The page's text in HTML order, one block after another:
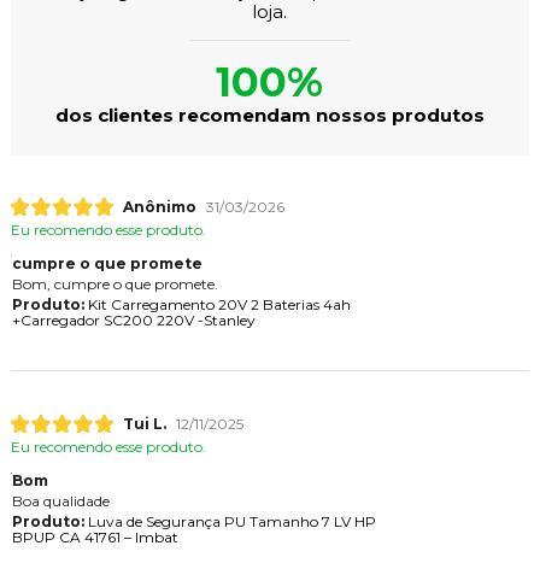
loja.
100%
dos clientes recomendam nossos produtos
Anônimo 31/03/2026
Eu recomendo esse produto.
cumpre o que promete
Bom, cumpre o que promete.
Produto:Kit Carregamento 20V 2 Baterias 4ah
+Carregador SC200 220V -Stanley
Tui L. 12/11/2025
Eu recomendo esse produto.
Bom
Boa qualidade
Produto:Luva de Segurança PU Tamanho 7 LV HP
BPUP CA 41761 – Imbat